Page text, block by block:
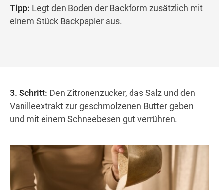
Tipp: Legt den Boden der Backform zusätzlich mit
einem Stück Backpapier aus.
3. Schritt: Den Zitronenzucker, das Salz und den
Vanilleextrakt zur geschmolzenen Butter geben
und mit einem Schneebesen gut verrühren.